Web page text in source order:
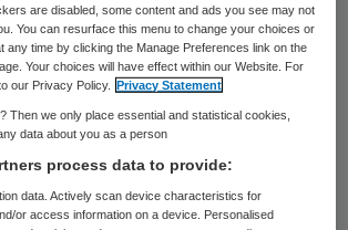
proberen duidelijk te
‘hun’ medewerkers te bieden
te stellen dat een dergelijk
bij de belevingswereld
Maar het geeft wel
are disabled, some content and ads you see may not
You can resurface this menu to change your choices or
any time by clicking the Manage Preferences link on the
Your choices will have effect within our Website. For
our Privacy Policy.
Privacy Statement
Then we only place essential and statistical cookies,
data about you as a person
process data to provide:
data. Actively scan device characteristics for
or access information on a device. Personalised